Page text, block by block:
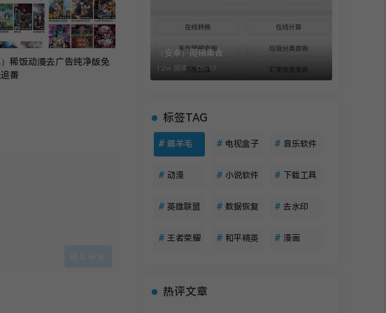
）稀饭动漫去广告纯净版免
番
（安卓）爬梯集合
1.2w 阅读 ，05-17
标签TAG
# 薅羊毛 # 电视盒子 # 音乐软件
# 动漫 # 小说软件 # 下载工具
# 英雄联盟 # 数据恢复 # 去水印
# 王者荣耀 # 和平精英 # 漫画
热评文章